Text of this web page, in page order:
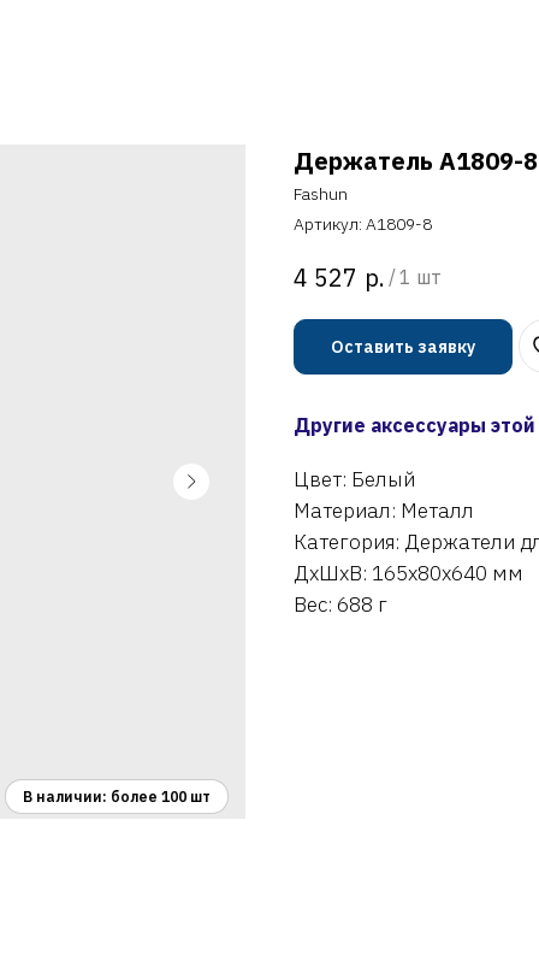
Держатель A1809-8
Fashun
Артикул: A1809-8
4 527 р. /1 шт
Оставить заявку
Другие аксессуары
Цвет: Белый
Материал: Металл
Категория: Держатели
ДxШxВ: 165x80x640 мм
Вес: 688 г